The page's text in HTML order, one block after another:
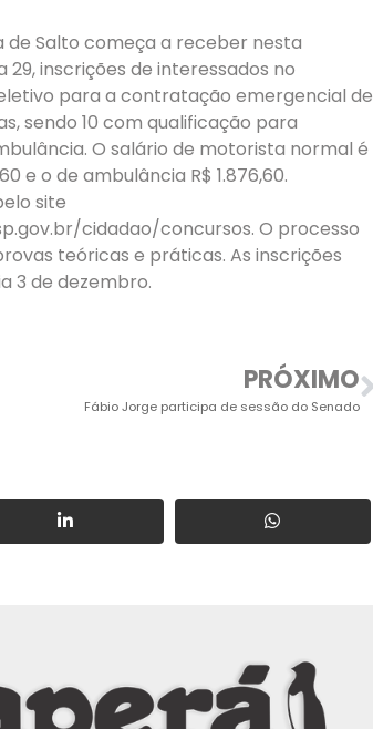
de Salto começa a receber nesta
29, inscrições de interessados no
para a contratação emergencial de
sendo 10 com qualificação para
O salário de motorista normal é
e o de ambulância R$ 1.876,60.
site
cidadao/concursos. O processo
teóricas e práticas. As inscrições
3 de dezembro.
PRÓXIMO
Fábio Jorge participa de sessão do Senado